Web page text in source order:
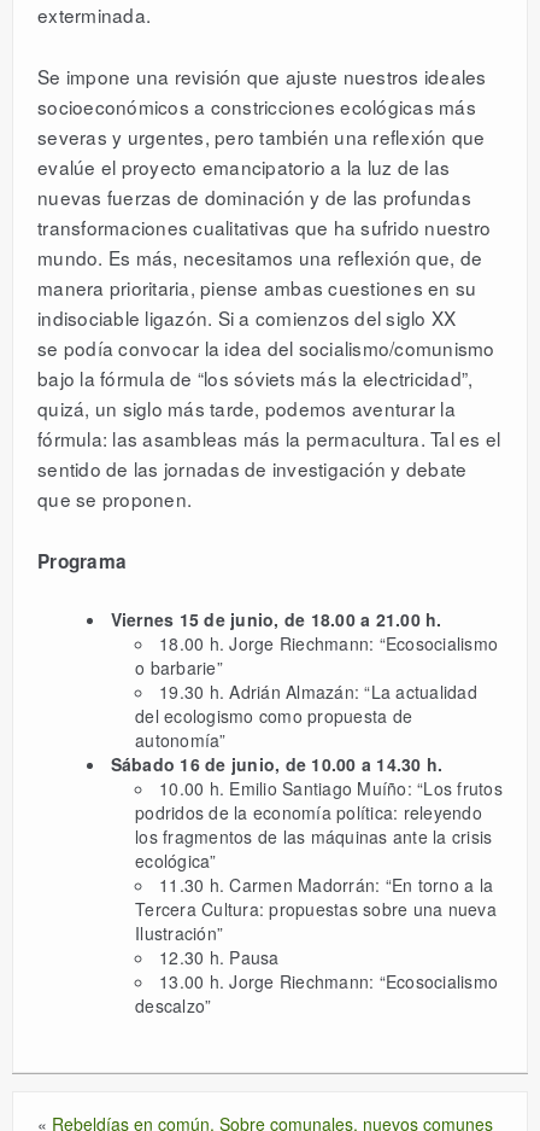
exterminada.
Se impone una revisión que ajuste nuestros ideales
socioeconómicos a constricciones ecológicas más
severas y urgentes, pero también una reflexión que
evalúe el proyecto emancipatorio a la luz de las
nuevas fuerzas de dominación y de las profundas
transformaciones cualitativas que ha sufrido nuestro
mundo. Es más, necesitamos una reflexión que, de
manera prioritaria, piense ambas cuestiones en su
indisociable ligazón. Si a comienzos del siglo XX
se podía convocar la idea del socialismo/comunismo
bajo la fórmula de “los sóviets más la electricidad”,
quizá, un siglo más tarde, podemos aventurar la
fórmula: las asambleas más la permacultura. Tal es el
sentido de las jornadas de investigación y debate
que se proponen.
Programa
Viernes 15 de junio, de 18.00 a 21.00 h.
18.00 h. Jorge Riechmann: “Ecosocialismo
o barbarie”
19.30 h. Adrián Almazán: “La actualidad
del ecologismo como propuesta de
autonomía”
Sábado 16 de junio, de 10.00 a 14.30 h.
10.00 h. Emilio Santiago Muíño: “Los frutos
podridos de la economía política: releyendo
los fragmentos de las máquinas ante la crisis
ecológica”
11.30 h. Carmen Madorrán: “En torno a la
Tercera Cultura: propuestas sobre una nueva
Ilustración”
12.30 h. Pausa
13.00 h. Jorge Riechmann: “Ecosocialismo
descalzo”
« Rebeldías en común. Sobre comunales, nuevos comunes